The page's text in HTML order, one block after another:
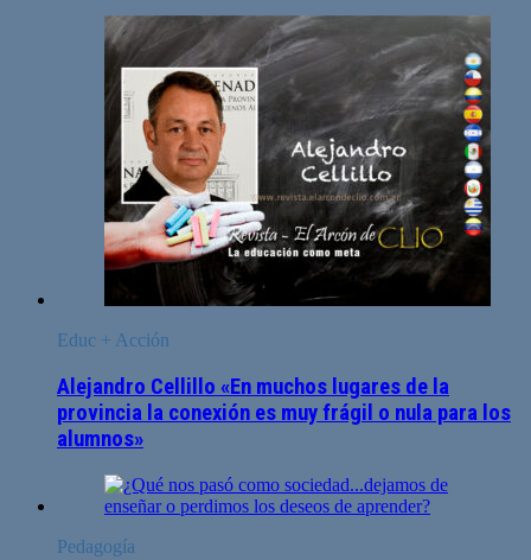
Educ + Acción
Alejandro Cellillo «En muchos lugares de la
provincia la conexión es muy frágil o nula para los
alumnos»
Pedagogía